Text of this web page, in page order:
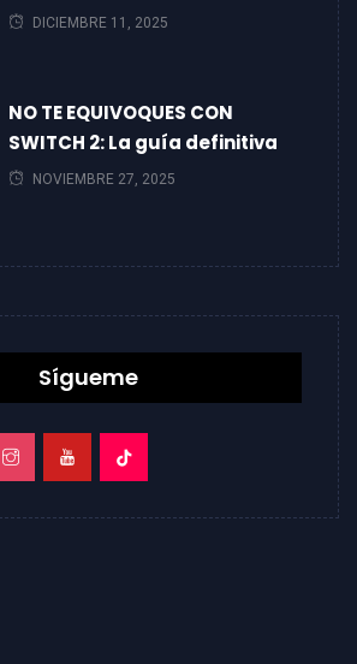
DICIEMBRE 11, 2025
NO TE EQUIVOQUES CON
SWITCH 2: La guía definitiva
NOVIEMBRE 27, 2025
Sígueme